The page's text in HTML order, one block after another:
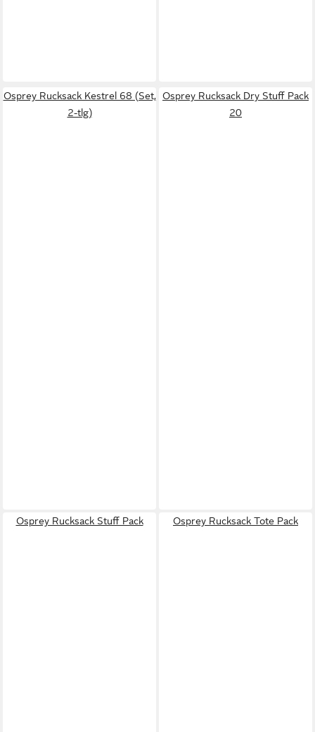
Osprey Rucksack Kestrel 68 (Set,
2-tlg)
Osprey Rucksack Dry Stuff Pack
20
Osprey Rucksack Stuff Pack Osprey Rucksack Tote Pack